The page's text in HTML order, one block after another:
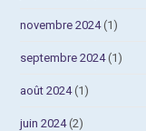
novembre 2024(1)
septembre 2024(1)
août 2024(1)
juin 2024(2)